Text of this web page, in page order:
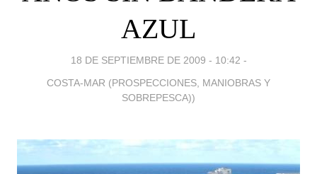
AZUL
18 DE SEPTIEMBRE DE 2009 - 10:42 -
COSTA-MAR (PROSPECCIONES, MANIOBRAS Y
SOBREPESCA))